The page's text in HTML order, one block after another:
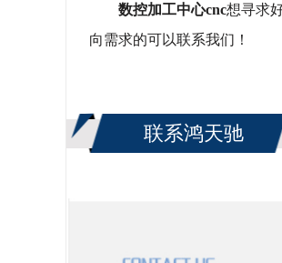
数控加工中心cnc想寻求
向需求的可以联系我们！
联系鸿天驰